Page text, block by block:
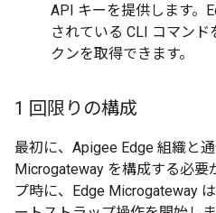
API キーを提供します。
されている CLI コマン
クンを取得できます。
1 回限りの構成
最初に、Apigee Edge 組織と
Microgateway を構成する必要
プ時に、Edge Microgateway